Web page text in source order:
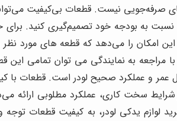
صرفه‌جویی نیست. قطعات بی‌کیفیت
به بودجه خود تصمیم‌گیری کنید. برای
این امکان را می‌دهد که قطعه های مورد
مراجعه به نمایندگی می توان تمامی
و عملکرد صحیح لودر است. قطعات با
سخت کاری، عملکرد مطلوبی ارائه
لوازم یدکی لودر، به کیفیت قطعات